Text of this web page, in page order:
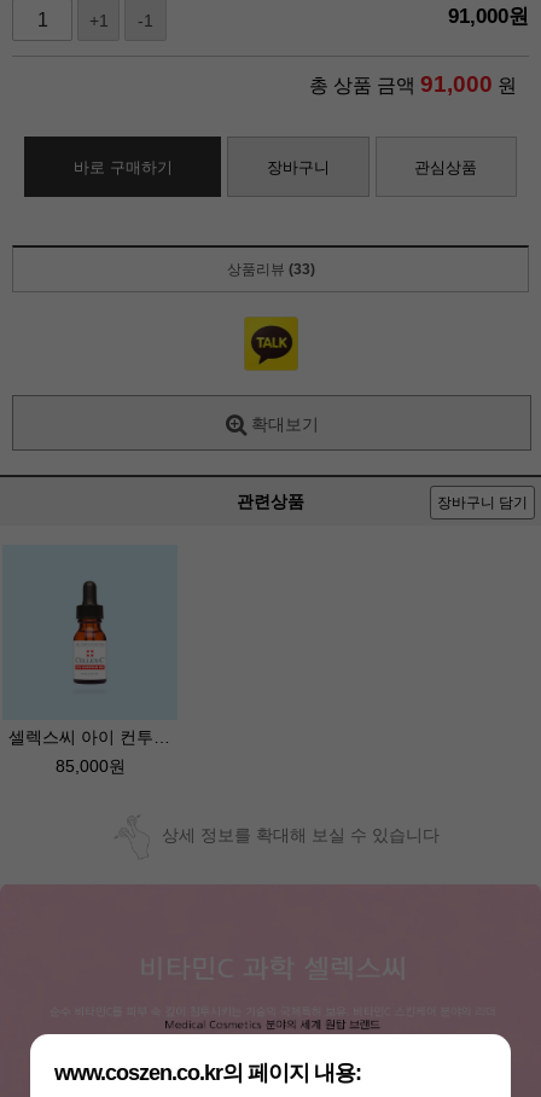
+1 -1 91,000원
총 상품 금액 91,000 원
바로 구매하기 장바구니 관심상품
상품리뷰 (33)
확대보기
관련상품 장바구니 담기
셀렉스씨 아이 컨투어 젤 15ml/Cellex-C Eye Contour Gel/비타민C로 눈가 칙칙함.탄력 동시 관리
85,000원
상세 정보를 확대해 보실 수 있습니다
www.coszen.co.kr의 페이지 내용: